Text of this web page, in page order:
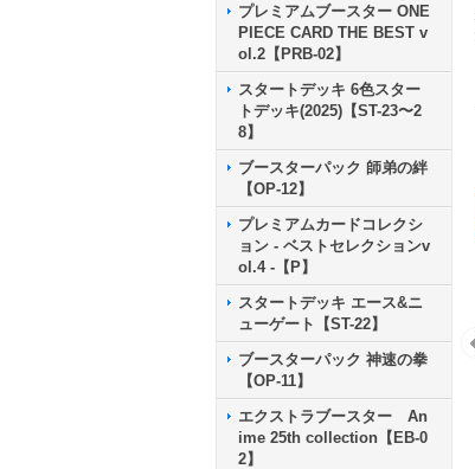
プレミアムブースター ONE
PIECE CARD THE BEST v
ol.2【PRB-02】
スタートデッキ 6色スター
トデッキ(2025)【ST-23〜2
8】
ブースターパック 師弟の絆
【OP-12】
プレミアムカードコレクシ
ョン - ベストセレクションv
ol.4 -【P】
スタートデッキ エース&ニ
ューゲート【ST-22】
ブースターパック 神速の拳
【OP-11】
エクストラブースター An
ime 25th collection【EB-0
2】